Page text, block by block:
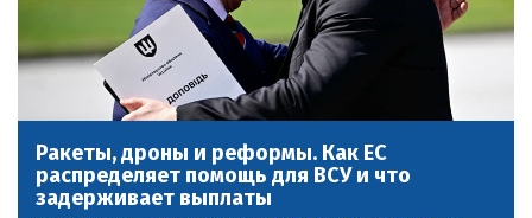
Ракеты, дроны и реформы. Как ЕС
распределяет помощь для ВСУ и что
задерживает выплаты